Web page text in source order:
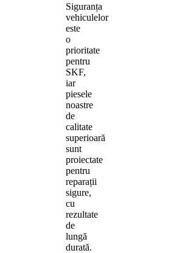
Siguranța
vehiculelor
este
o
prioritate
pentru
SKF,
iar
piesele
noastre
de
calitate
superioară
sunt
proiectate
pentru
reparații
sigure,
cu
rezultate
de
lungă
durată.